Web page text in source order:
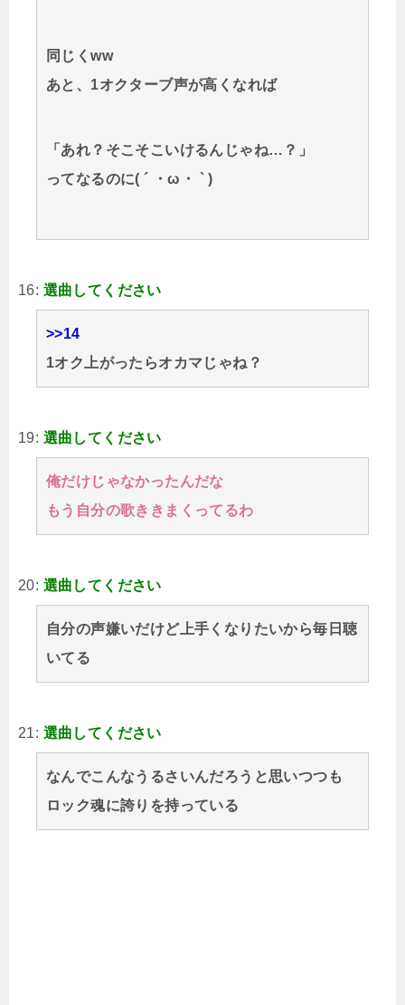
同じくww
あと、1オクターブ声が高くなれば
「あれ？そこそこいけるんじゃね…？」
ってなるのに( ´ ・ω・ ` )
16: 選曲してください
>>14
1オク上がったらオカマじゃね？
19: 選曲してください
俺だけじゃなかったんだな
もう自分の歌ききまくってるわ
20: 選曲してください
自分の声嫌いだけど上手くなりたいから毎日聴
いてる
21: 選曲してください
なんでこんなうるさいんだろうと思いつつも
ロック魂に誇りを持っている